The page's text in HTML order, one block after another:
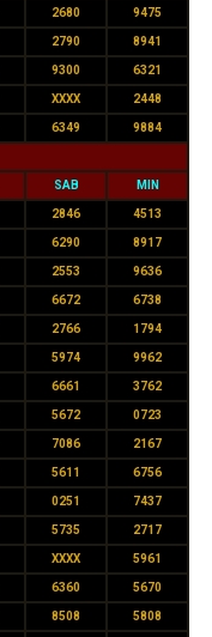
2680 9475
2790 8941
9300 6321
XXXX 2448
6349 9884
SAB MIN
2846 4513
6290 8917
2553 9636
6672 6738
2766 1794
5974 9962
6661 3762
5672 0723
7086 2167
5611 6756
0251 7437
5735 2717
XXXX 5961
6360 5670
8508 5808